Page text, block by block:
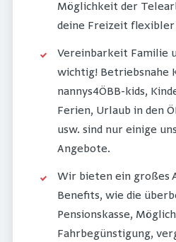
Möglichkeit der
deine Freizeit
Vereinbarkeit Familie
wichtig! Betriebsnahe
nannys4ÖBB-kids,
Ferien, Urlaub in den
usw. sind nur einige
Angebote.
Wir bieten ein großes
Benefits, wie die
Pensionskasse,
Fahrbegünstigung,